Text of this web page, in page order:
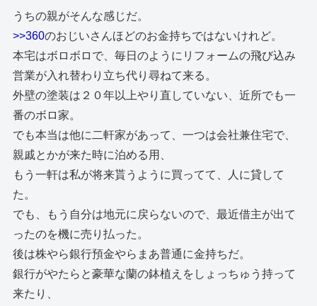
うちの親がそんな感じだ。
>>360のおじいさんほどのお金持ちではないけれど。
本宅はボロボロで、毎日のようにリフォームの飛び込み
営業が入れ替わり立ち代り尋ねて来る。
外壁の塗装は２０年以上やり直していない、近所でも一
番のボロ家。
でも本当は他に二軒家があって、一つは会社兼住宅で、
親戚とかが来た時に泊める用、
もう一軒は私が将来貰うように買ってて、人に貸して
た。
でも、もう自分は地元に戻らないので、最近借主が出て
ったのを機に売り払った。
後は株やら銀行預金やらまあ普通に金持ちだ。
銀行がやたらと豪華な蘭の鉢植えをしょっちゅう持って
来たり、